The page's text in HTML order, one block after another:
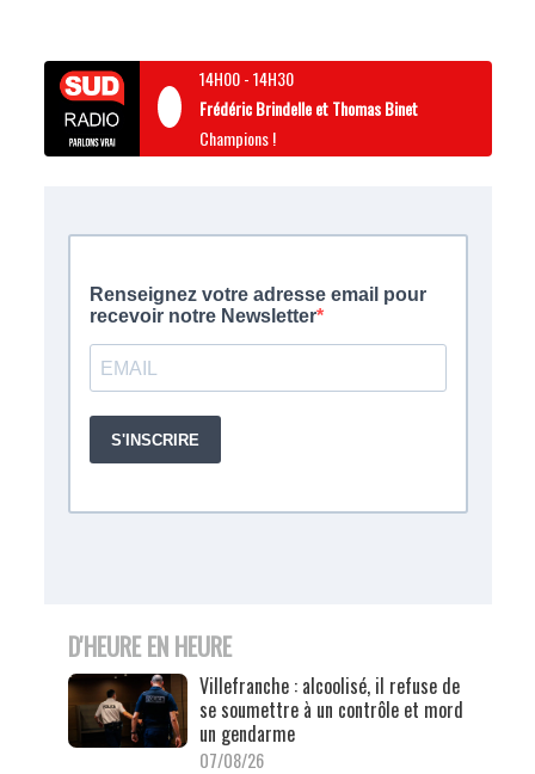
14H00-14H30
Frédéric Brindelle et Thomas Binet
Champions !
D'HEURE EN HEURE
Villefranche : alcoolisé, il refuse de
se soumettre à un contrôle et mord
un gendarme
07/08/26